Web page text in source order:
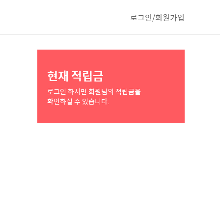
로그인/회원가입
현재 적립금
로그인 하시면 회원님의 적립금을
확인하실 수 있습니다.